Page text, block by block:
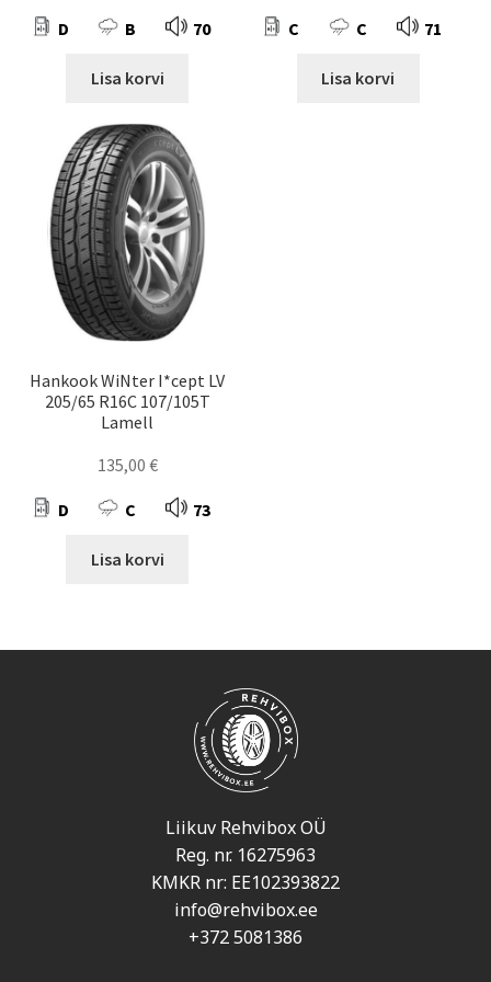
D B 70
Lisa korvi
C C 71
Lisa korvi
Hankook WiNter I*cept LV
205/65 R16C 107/105T
Lamell
135,00 €
D C 73
Lisa korvi
Liikuv Rehvibox OÜ
Reg. nr. 16275963
KMKR nr: EE102393822
info@rehvibox.ee
+372 5081386